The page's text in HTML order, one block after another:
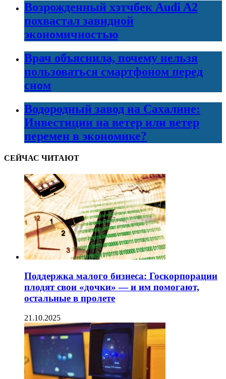
Возрожденный хэтчбек Audi A2
похвастал завидной
экономичностью
Врач объяснила, почему нельзя
пользоваться смартфоном перед
сном
Водородный завод на Сахалине:
Инвестиции на ветер или ветер
перемен в экономике?
СЕЙЧАС ЧИТАЮТ
Поддержка малого бизнеса: Госкорпорации
плодят свои «дочки» — и им помогают,
остальные в пролете
21.10.2025